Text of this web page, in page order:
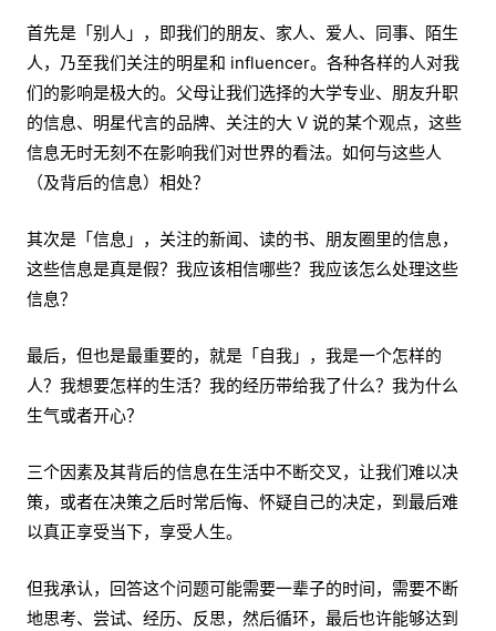
首先是「别人」，即我们的朋友、家人、爱人、同事、陌生
人，乃至我们关注的明星和 influencer。各种各样的人对我
们的影响是极大的。父母让我们选择的大学专业、朋友升职
的信息、明星代言的品牌、关注的大 V 说的某个观点，这些
信息无时无刻不在影响我们对世界的看法。如何与这些人
（及背后的信息）相处？
其次是「信息」，关注的新闻、读的书、朋友圈里的信息，
这些信息是真是假？我应该相信哪些？我应该怎么处理这些
信息？
最后，但也是最重要的，就是「自我」，我是一个怎样的
人？我想要怎样的生活？我的经历带给我了什么？我为什么
生气或者开心？
三个因素及其背后的信息在生活中不断交叉，让我们难以决
策，或者在决策之后时常后悔、怀疑自己的决定，到最后难
以真正享受当下，享受人生。
但我承认，回答这个问题可能需要一辈子的时间，需要不断
地思考、尝试、经历、反思，然后循环，最后也许能够达到